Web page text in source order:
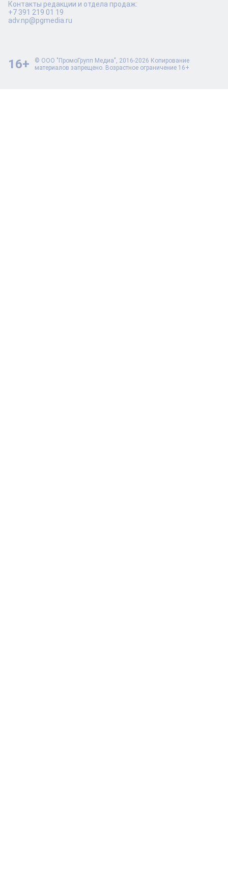
Контакты редакции и отдела продаж:
+7 391 219 01 19
adv.np@pgmedia.ru
© ООО "ПромоГрупп Медиа", 2016-2026 Копирование
материалов запрещено. Возрастное ограничение 16+
16+